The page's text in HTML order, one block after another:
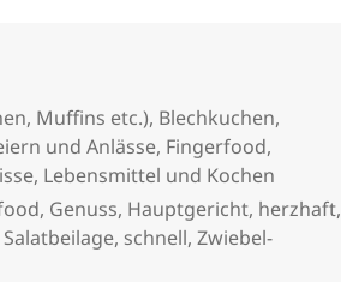
Muffins etc.), Blechkuchen,
und Anlässe, Fingerfood,
, Lebensmittel und Kochen
, Genuss, Hauptgericht, herzhaft,
Salatbeilage, schnell,Zwiebel-